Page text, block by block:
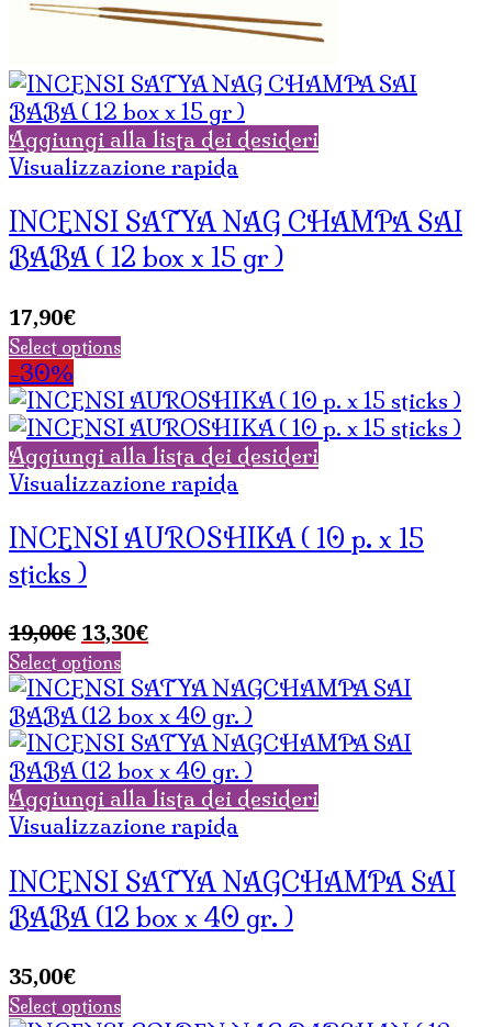
Aggiungi alla lista dei desideri
Visualizzazione rapida
INCENSI SATYA NAG CHAMPA SAI
BABA ( 12 box x 15 gr )
17,90€
Select options
-30%
Aggiungi alla lista dei desideri
Visualizzazione rapida
INCENSI AUROSHIKA ( 10 p. x 15
sticks )
19,00€ Il
prezzo
originale
era:
19,00€.
13,30€Il
attuale
è:
13,30€.
Select options
Aggiungi alla lista dei desideri
Visualizzazione rapida
INCENSI SATYA NAGCHAMPA SAI
BABA (12 box x 40 gr. )
35,00€
Select options